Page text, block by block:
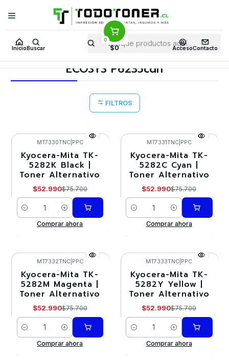
Inicio Buscar
0
$0 AccesoContacto
Puedes Elegir: Comprar enTienda· Despachoa Todo Chile · Retiro en
Tienda en24 Horas
Inicio Toner y tambor Toner Alternativo KYOCERA-MITA
Equipos KYOCERA-MITA ECOSYS P6235cdn
ECOSYS P6235cdn
FILTROS
-30%
MT7330TNC| PPC
Kyocera-Mita TK-
5282K Black |
Toner Alternativo
$52.990$75.700
Cantidad
Comprar ahora
-30%
MT7331TNC| PPC
Kyocera-Mita TK-
5282C Cyan |
Toner Alternativo
$52.990$75.700
Cantidad
Comprar ahora
-30%
MT7332TNC| PPC
Kyocera-Mita TK-
5282M Magenta |
Toner Alternativo
$52.990$75.700
Cantidad
Comprar ahora
-30%
MT7333TNC PPC
Kyocera-Mita TK-
5282Y Yellow |
Toner Alternativo
$52.990$75.700
Cantidad
Comprar ahora